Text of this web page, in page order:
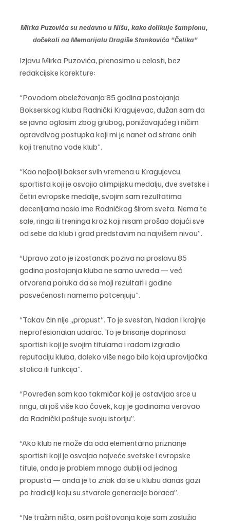
Mirka Puzovića su nedavno u Nišu, kako dolikuje šampionu,
dočekali na Memorijalu Dragiše Stankovića "Čelika"
Izjavu Mirka Puzovića, prenosimo u celosti, bez
redakcijske korekture:
“Povodom obeležavanja 85 godina postojanja
Bokserskog kluba Radnički Kragujevac, dužan sam da
se javno oglasim zbog grubog, ponižavajućeg i ničim
opravdivog postupka koji mi je nanet od strane onih
koji trenutno vode klub”.
“Kao najbolji bokser svih vremena u Kragujevcu,
sportista koji je osvojio olimpijsku medalju, dve svetske i
četiri evropske medalje, svojim sam rezultatima
decenijama nosio ime Radničkog širom sveta. Nema te
sale, ringa ili treninga kroz koji nisam prošao dajući sve
od sebe da klub i grad predstavim na najvišem nivou”.
“Upravo zato je izostanak poziva na proslavu 85
godina postojanja kluba ne samo uvreda — već
otvorena poruka da se moji rezultati i godine
posvećenosti namerno potcenjuju”.
“Takav čin nije „propust“. To je svestan, hladan i krajnje
neprofesionalan udarac. To je brisanje doprinosa
sportisti koji je svojim titulama i radom izgradio
reputaciju kluba, daleko više nego bilo koja upravljačka
stolica ili funkcija”.
“Povređen sam kao takmičar koji je ostavljao srce u
ringu, ali još više kao čovek, koji je godinama verovao
da Radnički poštuje svoju istoriju”.
“Ako klub ne može da oda elementarno priznanje
sportisti koji je osvajao najveće svetske i evropske
titule, onda je problem mnogo dublji od jednog
propusta — onda je to znak da se u klubu danas gazi
po tradiciji koju su stvarale generacije boraca”.
“Ne tražim ništa, osim poštovanja koje sam zaslužio